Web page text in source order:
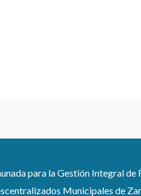
para la Gestión Integral de
Municipales de